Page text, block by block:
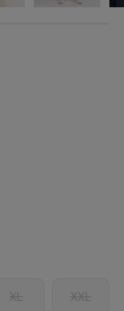
XL XXL